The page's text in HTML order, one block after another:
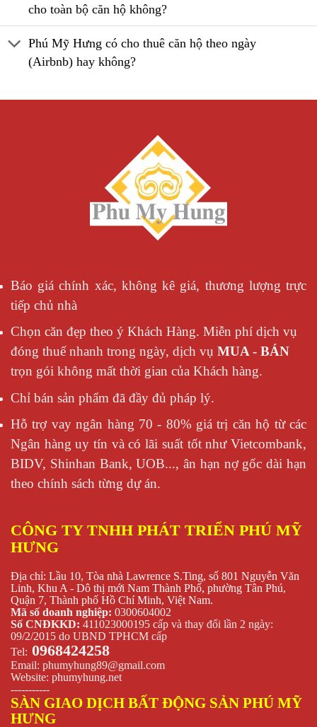
cho toàn bộ căn hộ không?
Phú Mỹ Hưng có cho thuê căn hộ theo ngày
(Airbnb) hay không?
Báo giá chính xác, không kê giá, thương lượng trực
tiếp chủ nhà
Chọn căn đẹp theo ý Khách Hàng. Miễn phí dịch vụ
đóng thuế nhanh trong ngày, dịch vụ MUA - BÁN
trọn gói không mất thời gian của Khách hàng.
Chỉ bán sản phẩm đã đầy đủ pháp lý.
Hỗ trợ vay ngân hàng 70 - 80% giá trị căn hộ từ các
Ngân hàng uy tín và có lãi suất tốt như Vietcombank,
BIDV, Shinhan Bank, UOB..., ân hạn nợ gốc dài hạn
theo chính sách từng dự án.
CÔNG TY TNHH PHÁT TRIỂN PHÚ MỸ
HƯNG
Địa chỉ: Lầu 10, Tòa nhà Lawrence S.Ting, số 801 Nguyễn Văn
Linh, Khu A - Dô thị mới Nam Thành Phố, phường Tân Phú,
Quận 7, Thành phố Hồ Chí Minh, Việt Nam.
Mã số doanh nghiệp: 0300604002
Số CNĐKKD: 411023000195 cấp và thay đổi lần 2 ngày:
09/2/2015 do UBND TPHCM cấp
Tel: 0968424258
Email: phumyhung89@gmail.com
Website: phumyhung.net
-----------
SÀN GIAO DỊCH BẤT ĐỘNG SẢN PHÚ MỸ
HƯNG